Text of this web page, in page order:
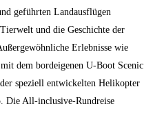
geführten Landausflügen
und die Geschichte der
Erlebnisse wie
dem bordeigenen U-Boot Scenic
speziell entwickelten Helikopter
Die All-inclusive-Rundreise